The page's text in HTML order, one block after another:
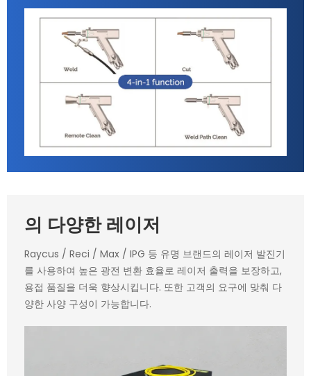
의 다양한 레이저
Raycus / Reci / Max / IPG 등 유명 브랜드의 레이저 발진기
를 사용하여 높은 광전 변환 효율로 레이저 출력을 보장하고,
용접 품질을 더욱 향상시킵니다. 또한 고객의 요구에 맞춰 다
양한 사양 구성이 가능합니다.